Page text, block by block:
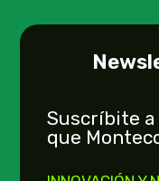
Suscríbite
que